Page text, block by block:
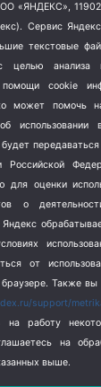
«ЯНДЕКС»,
Сервис
текстовые
целью анализа
cookie
может помочь
использовании
для оценки
о
Яндекс
от
Также вы
support/
работу
на
выше.